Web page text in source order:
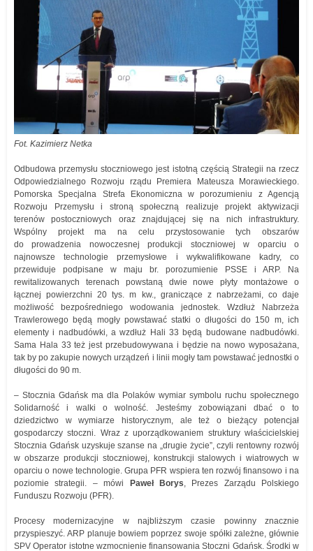
Fot. Kazimierz Netka
Odbudowa przemysłu stoczniowego jest istotną częścią Strategii na rzecz
Odpowiedzialnego Rozwoju rządu Premiera Mateusza Morawieckiego.
Pomorska Specjalna Strefa Ekonomiczna w porozumieniu z Agencją
Rozwoju Przemysłu i stroną społeczną realizuje projekt aktywizacji
terenów postoczniowych oraz znajdującej się na nich infrastruktury.
Wspólny projekt ma na celu przystosowanie tych obszarów
do prowadzenia nowoczesnej produkcji stoczniowej w oparciu o
najnowsze technologie przemysłowe i wykwalifikowane kadry, co
przewiduje podpisane w maju br. porozumienie PSSE i ARP. Na
rewitalizowanych terenach powstaną dwie nowe płyty montażowe o
łącznej powierzchni 20 tys. m kw., graniczące z nabrzeżami, co daje
możliwość bezpośredniego wodowania jednostek. Wzdłuż Nabrzeża
Trawlerowego będą mogły powstawać statki o długości do 150 m, ich
elementy i nadbudówki, a wzdłuż Hali 33 będą budowane nadbudówki.
Sama Hala 33 też jest przebudowywana i będzie na nowo wyposażana,
tak by po zakupie nowych urządzeń i linii mogły tam powstawać jednostki o
długości do 90 m.
– Stocznia Gdańsk ma dla Polaków wymiar symbolu ruchu społecznego
Solidarność i walki o wolność. Jesteśmy zobowiązani dbać o to
dziedzictwo w wymiarze historycznym, ale też o bieżący potencjał
gospodarczy stoczni. Wraz z uporządkowaniem struktury właścicielskiej
Stocznia Gdańsk uzyskuje szanse na „drugie życie”, czyli rentowny rozwój
w obszarze produkcji stoczniowej, konstrukcji stalowych i wiatrowych w
oparciu o nowe technologie. Grupa PFR wspiera ten rozwój finansowo i na
poziomie strategii. – mówi
Paweł Borys, Prezes Zarządu Polskiego
Funduszu Rozwoju (PFR).
Procesy modernizacyjne w najbliższym czasie powinny znacznie
przyspieszyć. ARP planuje bowiem poprzez swoje spółki zależne, głównie
SPV Operator istotne wzmocnienie finansowania Stoczni Gdańsk. Środki w